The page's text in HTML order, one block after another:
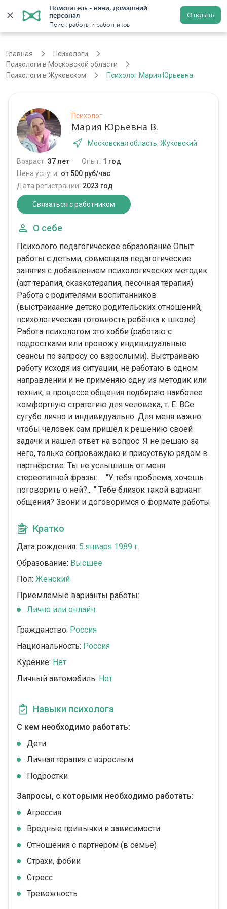
Помогатель - няни, домашний
персонал
Поиск работы и работников
Открыть
Регистрация
Главная
Психологи
Психологи в Московской области
Психологи в Жуковском
Психолог Мария Юрьевна
Психолог
Мария Юрьевна В.
Московская область, Жуковский
Возраст: 37 лет Опыт: 1 год
Цена услуги: от 500 руб/час
Дата регистрации: 2023 год
Связаться с работником
О себе
Психолого педагогическое образование Опыт
работы с детьми, совмещала педагогические
занятия с добавлением психологических методик
(арт терапия, сказкотерапия, песочная терапия)
Работа с родителями воспитанников
(выстраиаание детско родительских отношений,
психологическая готовность ребёнка к школе)
Работа психологом это хобби (работаю с
подростками или провожу индивидуальные
сеансы по запросу со взрослыми). Выстраиваю
работу исходя из ситуации, не работаю в одном
направлении и не применяю одну из методик или
техник, в процессе общения подбираю наиболее
комфортную стратегию для человека, т. Е. ВСе
сугубо лично и индивидуально. Для меня важно
чтобы человек сам пришёл к решению своей
задачи и нашёл ответ на вопрос. Я не решаю за
него, только сопроваждаю и присуствую рядом в
партнёрстве. Ты не услышишь от меня
стереотипной фразы: ... "У тебя проблема, хочешь
поговорить о ней?... " Тебе близок такой вариант
общения? Звони и договоримся о формате работы
Кратко
Дата рождения: 5 января 1989 г.
Образование: Высшее
Пол: Женский
Приемлемые варианты работы:
Лично или онлайн
Гражданство: Россия
Национальность: Россия
Курение: Нет
Личный автомобиль: Нет
Навыки психолога
С кем необходимо работать:
Дети
Личная терапия с взрослым
Подростки
Запросы, с которыми необходимо работать:
Агрессия
Вредные привычки и зависимости
Отношения с партнером (в семье)
Страхи, фобии
Стресс
Тревожность